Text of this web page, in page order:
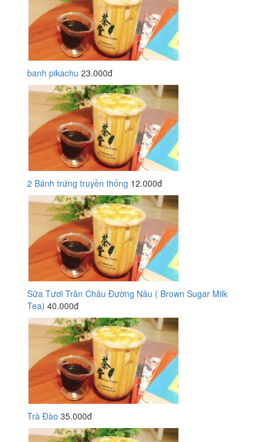
banh pikachu 23.000đ
2 Bánh trứng truyền thống 12.000đ
Sữa Tươi Trân Châu Đường Nâu ( Brown Sugar Milk
Tea) 40.000đ
Trà Đào 35.000đ